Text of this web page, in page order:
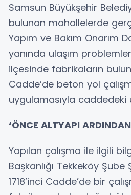
Samsun Büyükşehir
bulunan mahallelerde
Yapım ve Bakım Onarım
yanında ulaşım
ilçesinde fabrikaların
Cadde’de beton yol
uygulamasıyla caddedeki
‘ÖNCE ALTYAPI
Yapılan çalışma ile ilgili
Başkanlığı Tekkeköy
1718’inci Cadde’de bir